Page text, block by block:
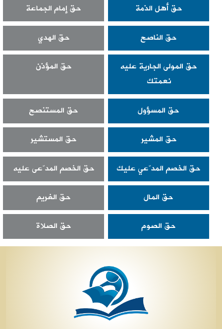
حق أهل الذمة
حق إمام الجماعة
حق الناصح
حق الهدي
حق المولى الجارية عليه
نعمتك
حق المؤذن
حق المسؤول
حق المستنصح
حق المشير
حق المستشير
حق الخصم المدّعي عليك
حق الخصم المدّعى عليه
حق المال
حق الغريم
حق الصوم
حق الصلاة